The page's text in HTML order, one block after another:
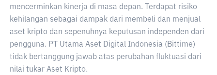
mencerminkan kinerja di masa depan. Terdapat risiko
kehilangan sebagai dampak dari membeli dan menjual
aset kripto dan sepenuhnya keputusan independen dari
pengguna. PT Utama Aset Digital Indonesia (Bittime)
tidak bertanggung jawab atas perubahan fluktuasi dari
nilai tukar Aset Kripto.